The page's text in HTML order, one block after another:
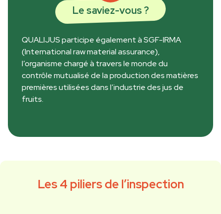
Le saviez-vous ?
QUALIJUS participe également à SGF-IRMA
(International raw material assurance),
l’organisme chargé à travers le monde du
contrôle mutualisé de la production des matières
premières utilisées dans l’industrie des jus de
fruits.
Les 4 piliers de l’inspection